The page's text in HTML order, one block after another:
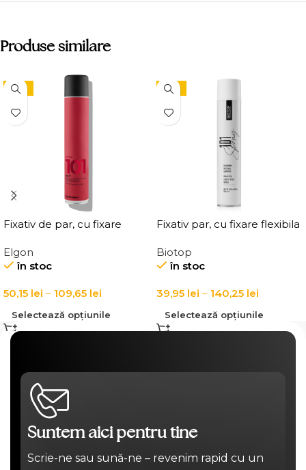
Produse similare
-15%
Fixativ de par, cu fixare
Fix It Hairspray
Elgon
în stoc
50,15 lei – 109,65 lei
Selectează opțiunile
-15%
Fixativ par, cu fixare flexibila
Hairspray
Biotop
în stoc
39,95 lei – 140,25 lei
Selectează opțiunile
Suntem aici pentru tine
Scrie-ne sau sună-ne – revenim rapid cu un